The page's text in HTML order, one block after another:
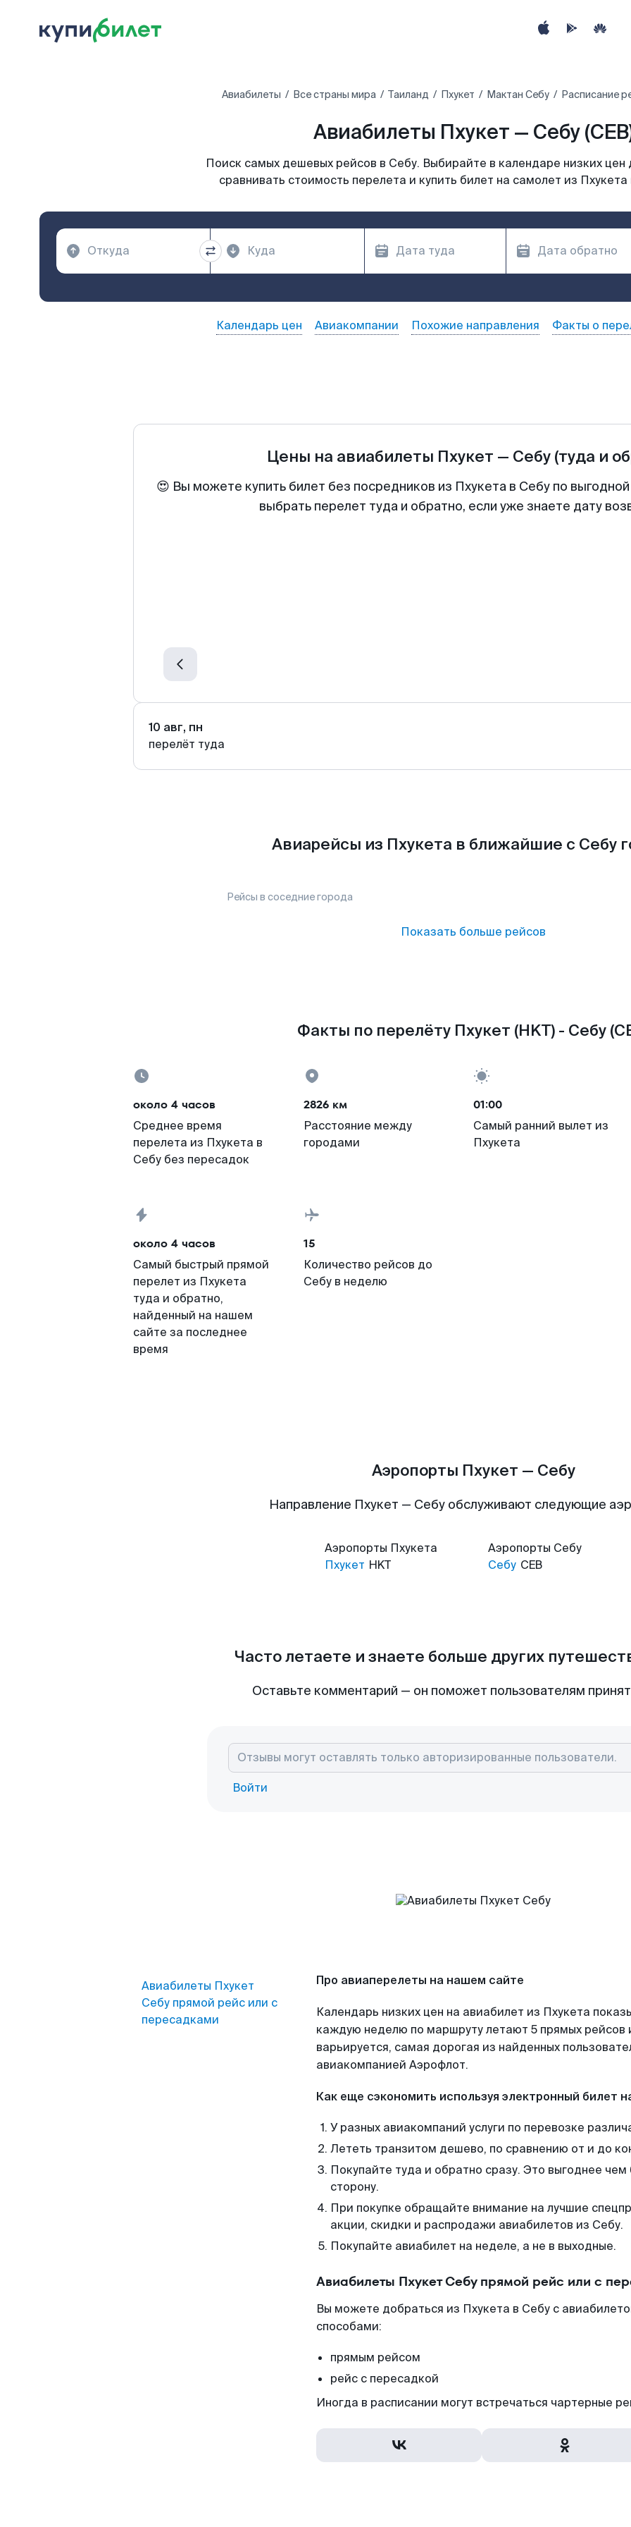
Авиабилеты Все страны мира Таиланд Пхукет Мактан Себу Расписание
Авиабилеты Пхукет — Себу
Поиск самых дешевых рейсов в Себу. Выбирайте в календаре низких цен
сравнивать стоимость перелета и купить билет на самолет из
Календарь цен Авиакомпании Похожие направления Факты о
Цены на авиабилеты Пхукет — Себу (туда и
😍 Вы можете купить билет без посредников из Пхукета в Себу по
выбрать перелет туда и обратно, если уже знаете дату
10 авг, пн
перелёт туда
Авиарейсы из Пхукета в ближайшие с Себу
Рейсы в соседние города
Показать больше рейсов
Факты по перелёту Пхукет (HKT) - Себу
около 4 часов
Среднее время
перелета из Пхукета в
Себу без пересадок
2826 км
Расстояние между
городами
01:00
Самый ранний вылет из
Пхукета
около 4 часов
Самый быстрый прямой
перелет из Пхукета
туда и обратно,
найденный на нашем
сайте за последнее
время
15
Количество рейсов до
Себу в неделю
Аэропорты Пхукет — Себу
Направление Пхукет — Себу обслуживают следующие
Аэропорты Пхукета
Пхукет HKT
Аэропорты Себу
Себу CEB
Часто летаете и знаете больше других
Оставьте комментарий — он поможет пользователям
Войти
Авиабилеты Пхукет
Себу прямой рейс или с
пересадками
Про авиаперелеты на нашем сайте
Календарь низких цен на авиабилет из Пхукета
каждую неделю по маршруту летают 5 прямых рейсов
варьируется, самая дорогая из найденных
авиакомпанией Аэрофлот.
Как еще сэкономить используя электронный билет
У разных авиакомпаний услуги по перевозке
Лететь транзитом дешево, по сравнению от и до
Покупайте туда и обратно сразу. Это выгоднее
сторону.
При покупке обращайте внимание на лучшие
акции, скидки и распродажи авиабилетов из Себу.
Покупайте авиабилет на неделе, а не в выходные.
Авиабилеты Пхукет Себу прямой рейс или с
Вы можете добраться из Пхукета в Себу с
способами:
прямым рейсом
рейс с пересадкой
Иногда в расписании могут встречаться чартерные